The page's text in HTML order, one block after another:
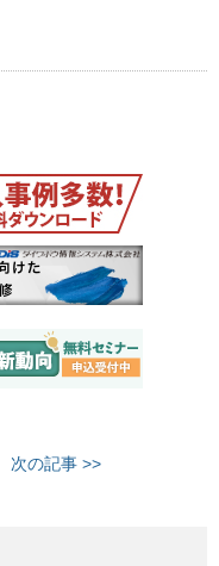
次の記事 >>